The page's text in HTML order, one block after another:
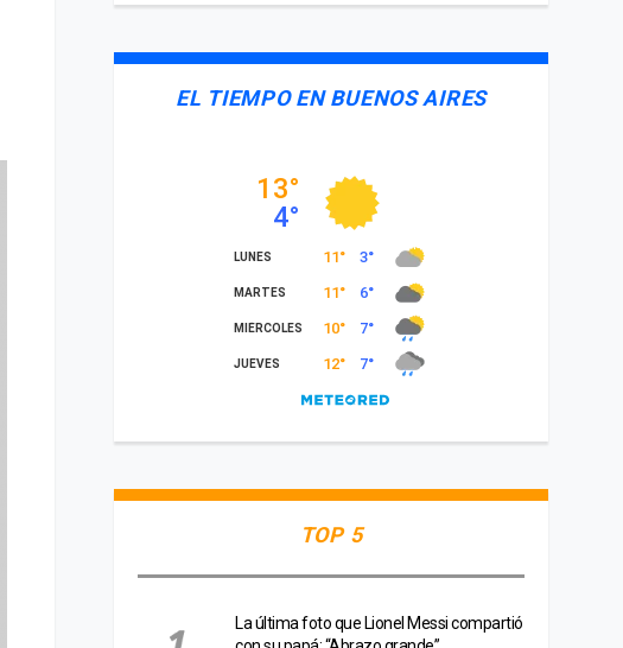
EL TIEMPO EN BUENOS AIRES
TOP 5
La última foto que Lionel Messi compartió